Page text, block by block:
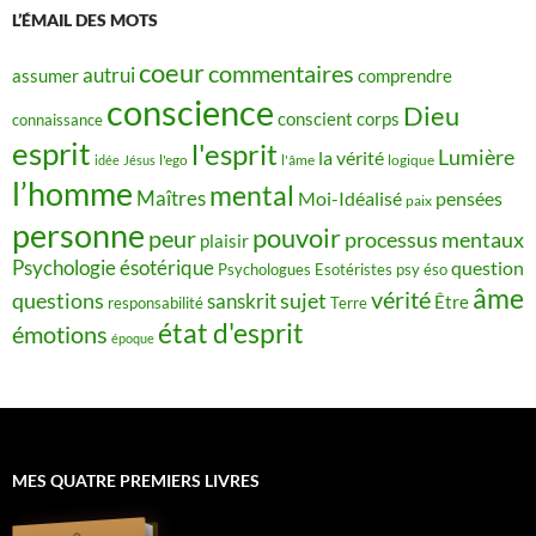
L’ÉMAIL DES MOTS
assumerautruicoeurcommentaires comprendre
connaissance conscience conscient corps Dieu
esprit idée Jésus l'ego l'esprit l'âme la vérité logique Lumière
l’homme Maîtres mental Moi-Idéalisé paix pensées
personne peur plaisir pouvoirprocessus mentaux
Psychologie ésotérique Psychologues Esotéristes psy ésoquestion
questions responsabilitésanskritsujet Terrevérité Être âme
émotions époque état d'esprit
MES QUATRE PREMIERS LIVRES